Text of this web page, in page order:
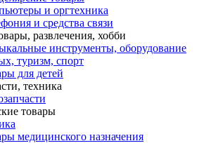
и оргтехника
и средства связи
развлечения, хобби
инструменты, оборудование
туризм, спорт
для детей
техника
товары
медицинского назначения